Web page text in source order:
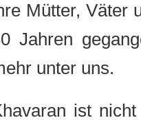
ihre Mütter,
30 Jahren
mehr unter uns.
Khavaran ist